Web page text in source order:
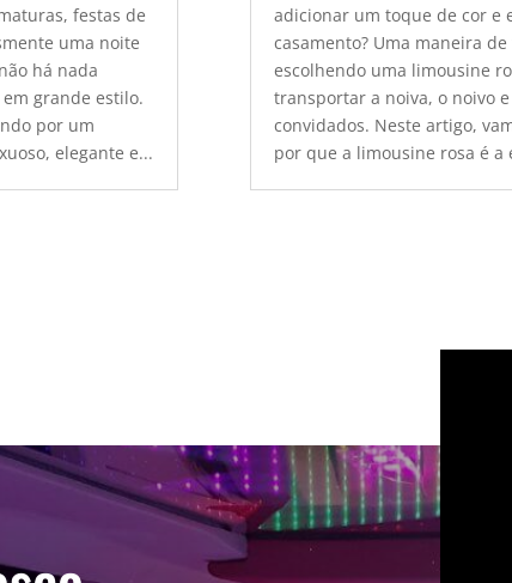
festas de
uma noite
há nada
grande estilo.
por um
elegante e...
adicionar um toque de cor e
casamento? Uma maneira de
escolhendo uma limousine
transportar a noiva, o noivo e
convidados. Neste artigo,
por que a limousine rosa é a